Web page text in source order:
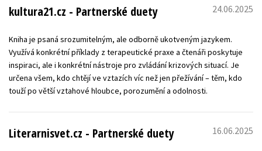
kultura21.cz - Partnerské duety
24.06.2025
Kniha je psaná srozumitelným, ale odborně ukotveným jazykem.
Využívá konkrétní příklady z terapeutické praxe a čtenáři poskytuje
inspiraci, ale i konkrétní nástroje pro zvládání krizových situací. Je
určena všem, kdo chtějí ve vztazích víc než jen přežívání – těm, kdo
touží po větší vztahové hloubce, porozumění a odolnosti.
Literarnisvet.cz - Partnerské duety 16.06.2025